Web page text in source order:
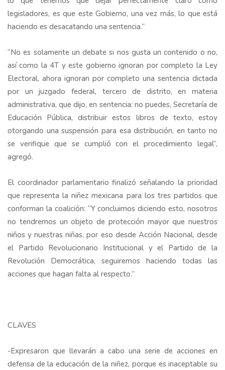
legisladores, es que este Gobierno, una vez más, lo que está
haciendo es desacatando una sentencia.”
“No es solamente un debate si nos gusta un contenido o no,
así como la 4T y este gobierno ignoran por completo la Ley
Electoral, ahora ignoran por completo una sentencia dictada
por un juzgado federal, tercero de distrito, en materia
administrativa, que dijo, en sentencia: no puedes, Secretaría de
Educación Pública, distribuir estos libros de texto, estoy
otorgando una suspensión para esa distribución, en tanto no
se verifique que se cumplió con el procedimiento legal”,
agregó.
El coordinador parlamentario finalizó señalando la prioridad
que representa la niñez mexicana para los tres partidos que
conforman la coalición: “Y concluimos diciendo esto, nosotros
no tendremos un objeto de protección mayor que nuestros
niños y nuestras niñas, por eso desde Acción Nacional, desde
el Partido Revolucionario Institucional y el Partido de la
Revolución Democrática, seguiremos haciendo todas las
acciones que hagan falta al respecto.”
CLAVES
-Expresaron que llevarán a cabo una serie de acciones en
defensa de la educación de la niñez, porque es inaceptable su